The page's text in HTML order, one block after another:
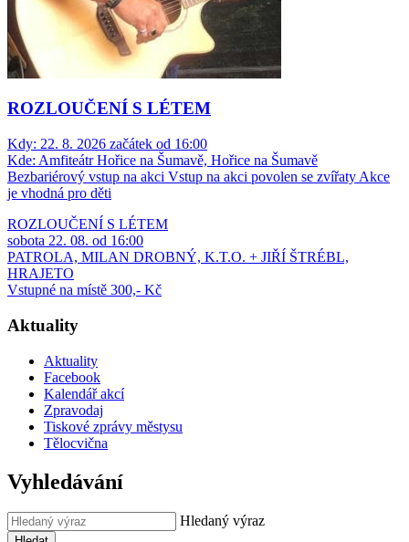
ROZLOUČENÍ S LÉTEM
Kdy: 22. 8. 2026 začátek od 16:00
Kde: Amfiteátr Hořice na Šumavě, Hořice na Šumavě
Bezbariérový vstup na akci Vstup na akci povolen se zvířaty Akce
je vhodná pro děti
ROZLOUČENÍ S LÉTEM
sobota 22. 08. od 16:00
PATROLA, MILAN DROBNÝ, K.T.O. + JIŘÍ ŠTRÉBL,
HRAJETO
Vstupné na místě 300,- Kč
Aktuality
Aktuality
Facebook
Kalendář akcí
Zpravodaj
Tiskové zprávy městysu
Tělocvična
Vyhledávání
Hledaný výraz